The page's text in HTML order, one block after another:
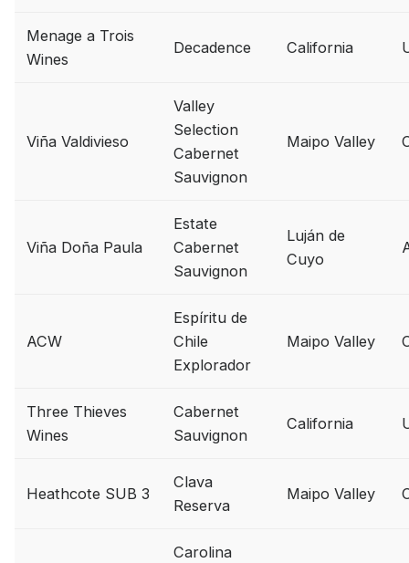
Menage a Trois
Wines
Decadence California
Viña Valdivieso
Valley
Selection
Cabernet
Sauvignon
Maipo Valley
Viña Doña Paula
Estate
Cabernet
Sauvignon
Luján de
Cuyo
ACW
Espíritu de
Chile
Explorador
Maipo Valley
Three Thieves
Wines
Cabernet
Sauvignon
California
Heathcote SUB 3
Clava
Reserva
Maipo Valley
Carolina